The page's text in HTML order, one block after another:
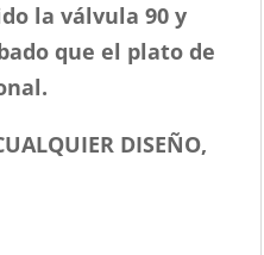
la válvula 90 y
que el plato de
DISEÑO,